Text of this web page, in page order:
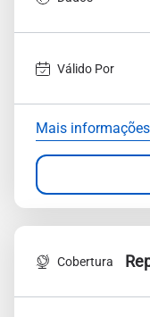
Válido Por
Mais informações
Cobertura